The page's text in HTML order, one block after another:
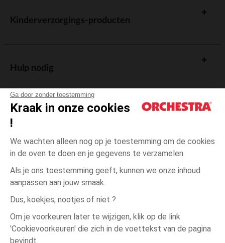
Ga door zonder toestemming
Kraak in onze cookies
!
We wachten alleen nog op je toestemming om de cookies
in de oven te doen en je gegevens te verzamelen.
Als je ons toestemming geeft, kunnen we onze inhoud
aanpassen aan jouw smaak.
Dus, koekjes, nootjes of niet ?
Om je voorkeuren later te wijzigen, klik op de link
'Cookievoorkeuren' die zich in de voettekst van de pagina
bevindt.
Groen Groen
3
Kinderverzorgings-producten
Hulp nodig
Algemene verkoopsvoorwaarden
Wettelijke bepalingen
Persoonsgegevens